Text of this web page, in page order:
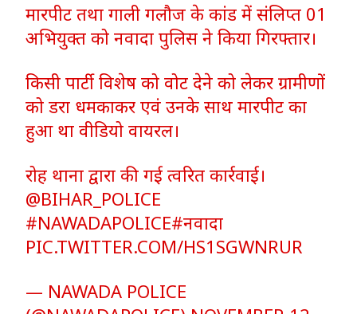
मारपीट तथा गाली गलौज के कांड में संलिप्त 01
अभियुक्त को नवादा पुलिस ने किया गिरफ्तार।
किसी पार्टी विशेष को वोट देने को लेकर ग्रामीणों
को डरा धमकाकर एवं उनके साथ मारपीट का
हुआ था वीडियो वायरल।
रोह थाना द्वारा की गई त्वरित कार्रवाई।
@BIHAR_POLICE
#NAWADAPOLICE#नवादा
PIC.TWITTER.COM/HS1SGWNRUR
— NAWADA POLICE